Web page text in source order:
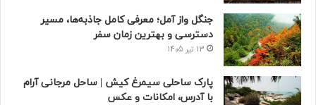
جنگل واز آمل؛ معرفی کامل جاذبه‌ها، مسیر
دسترسی و بهترین زمان سفر
13 تیر 1405
پارک ساحلی سیمرغ کیش | ساحل مرجانی آرام
با آدرس، امکانات و عکس